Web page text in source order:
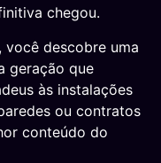
chegou.
, você descobre uma
geração que
às instalações
ou contratos
conteúdo do